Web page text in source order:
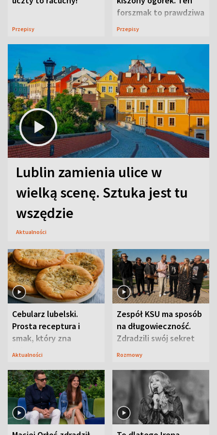
Przepisy
forszmak to prawdziwa
uczta
Przepisy
Lublin zamienia ulice w
wielką scenę. Sztuka jest tu
wszędzie
Aktualności
Cebularz lubelski.
Prosta receptura i
smak, który zna
Lubelszczyzna
Aktualności
Zespół KSU ma sposób
na długowieczność.
Zdradzili swój sekret
Rozmowy